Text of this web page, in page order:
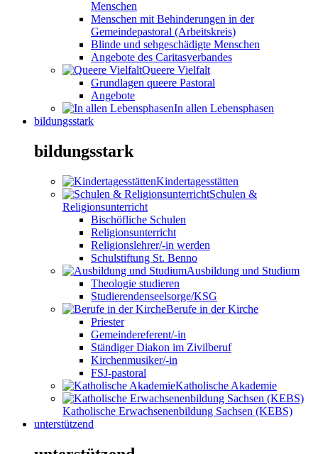
Menschen
Menschen mit Behinderungen in der
Gemeindepastoral (Arbeitskreis)
Blinde und sehgeschädigte Menschen
Angebote des Caritasverbandes
Queere Vielfalt
Grundlagen queere Pastoral
Angebote
In allen Lebensphasen
bildungsstark
bildungsstark
Kindertagesstätten
Schulen &
Religionsunterricht
Bischöfliche Schulen
Religionsunterricht
Religionslehrer/-in werden
Schulstiftung St. Benno
Ausbildung und Studium
Theologie studieren
Studierendenseelsorge/KSG
Berufe in der Kirche
Priester
Gemeindereferent/-in
Ständiger Diakon im Zivilberuf
Kirchenmusiker/-in
FSJ-pastoral
Katholische Akademie
Katholische Erwachsenenbildung Sachsen (KEBS)
unterstützend